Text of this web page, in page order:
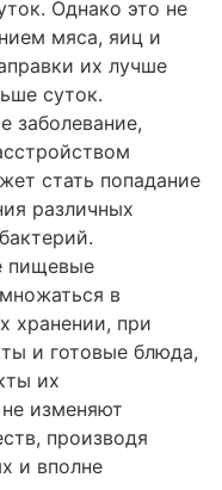
Однако это не
мяса, яиц и
их лучше
суток.
заболевание,
стать попадание
различных
пищевые
в
хранении, при
и готовые блюда,
их
изменяют
производя
и вполне